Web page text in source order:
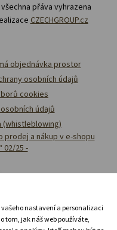
přáva vyhrazena
CZECHGROUP.cz
objednávka prostor
osobních údajů
cookies
údajů
(whistleblowing)
prodej a nákup v e-shopu
02/25 -
nastavení a personalizaci
tom, jak náš web používáte,